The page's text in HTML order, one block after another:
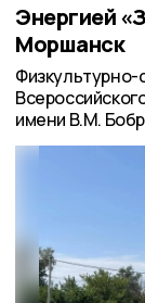
Энергией
Моршанск
Физкультурно-
имени В.М.